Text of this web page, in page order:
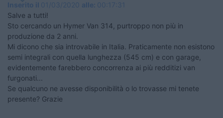
Inserito il 01/03/2020 alle: 00:17:31
Salve a tutti!
Sto cercando un Hymer Van 314, purtroppo non più in
produzione da 2 anni.
Mi dicono che sia introvabile in Italia. Praticamente non esistono
semi integrali con quella lunghezza (545 cm) e con garage,
evidentemente farebbero concorrenza ai più redditizi van
furgonati...
Se qualcuno ne avesse disponibilità o lo trovasse mi tenete
presente? Grazie